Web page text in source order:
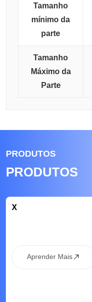
Tamanho
mínimo da
parte
Tamanho
Máximo da
Parte
PRODUTOS
PRODUTOS
X
Aprender Mais